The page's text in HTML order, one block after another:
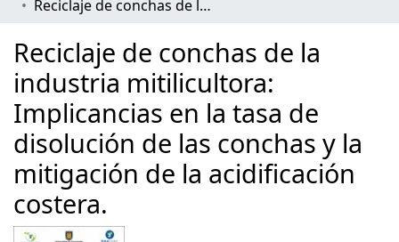
Reciclaje de conchas de la industria mitilicultora: Implicancias en la tasa de disolución de las conchas y la mitigación de la acidificación costera.
Reciclaje de conchas de la
industria mitilicultora:
Implicancias en la tasa de
disolución de las conchas y la
mitigación de la acidificación
costera.